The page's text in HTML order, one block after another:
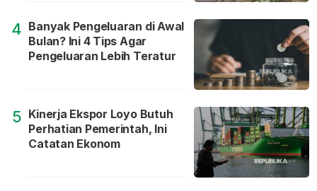
4 Banyak Pengeluaran di Awal
Bulan? Ini 4 Tips Agar
Pengeluaran Lebih Teratur
5 Kinerja Ekspor Loyo Butuh
Perhatian Pemerintah, Ini
Catatan Ekonom